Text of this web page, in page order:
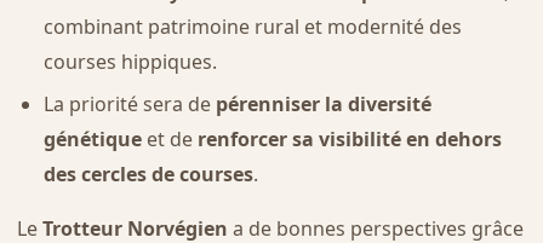
combinant patrimoine rural et modernité des
courses hippiques.
La priorité sera de pérenniser la diversité
génétiqueet de renforcer sa visibilité en dehors
des cercles de courses.
LeTrotteur Norvégien a de bonnes perspectives grâce